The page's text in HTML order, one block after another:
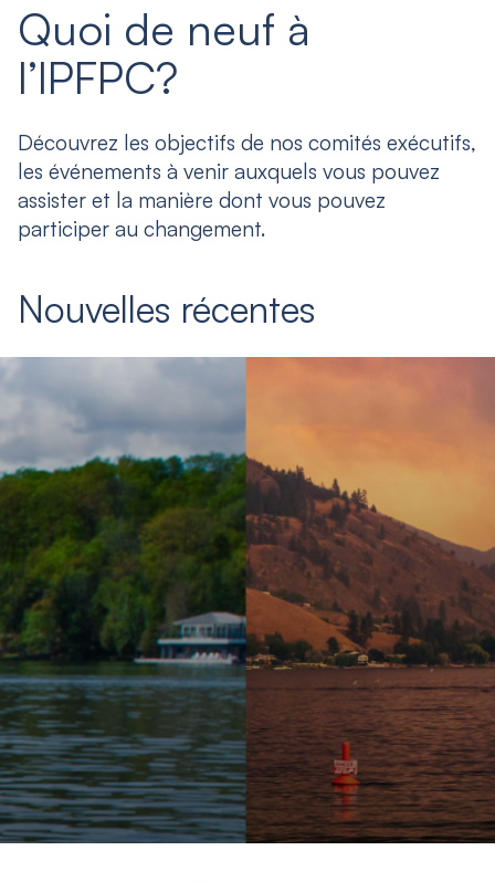
Quoi de neuf à
l’IPFPC?
Découvrez les objectifs de nos comités exécutifs,
les événements à venir auxquels vous pouvez
assister et la manière dont vous pouvez
participer au changement.
Nouvelles récentes